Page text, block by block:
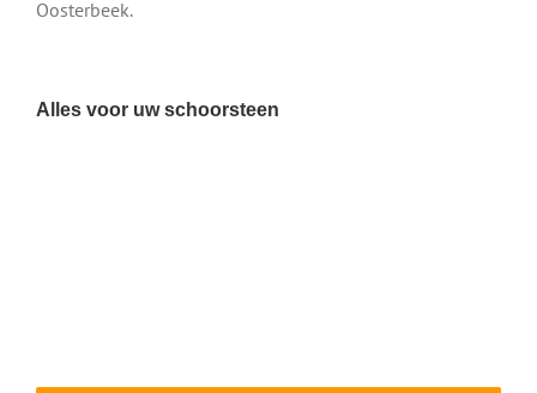
Oosterbeek.
Alles voor uw schoorsteen